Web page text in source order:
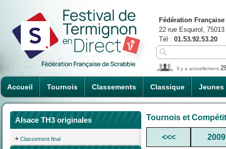
Accueil Tournois Classements Classique Jeunes
Fédération
22 rue Esquirol,
Tél : 01.53.92.53.20
Il y a actuellement
Alsace TH3 originales
Classement final
Tournois et
<<< 2009